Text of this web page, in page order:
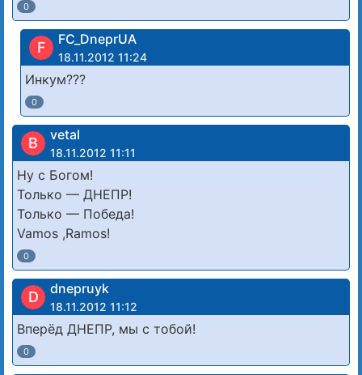
0
F FC_DneprUA
18.11.2012 11:24
Инкум???
0
В vetal
18.11.2012 11:11
Ну с Богом!
Только — ДНЕПР!
Только — Победа!
Vamos ,Ramos!
0
D dnepruyk
18.11.2012 11:12
Вперёд ДНЕПР, мы с тобой!
0